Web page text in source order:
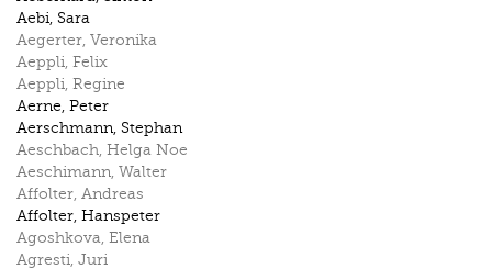
Aebi, Sara
Aegerter, Veronika
Aeppli, Felix
Aeppli, Regine
Aerne, Peter
Aerschmann, Stephan
Aeschbach, Helga Noe
Aeschimann, Walter
Affolter, Andreas
Affolter, Hanspeter
Agoshkova, Elena
Agresti, Juri